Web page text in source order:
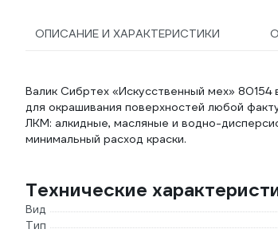
ОПИСАНИЕ И ХАРАКТЕРИСТИКИ
Валик Сибртех «Искусственный мех»
для окрашивания поверхностей любой
ЛКМ: алкидные, масляные и водно-
минимальный расход краски.
Технические
Вид
Тип